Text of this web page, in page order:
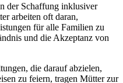
der Schaffung inklusiver
arbeiten oft daran,
für alle Familien zu
und die Akzeptanz von
die darauf abzielen,
zu feiern, tragen Mütter zur